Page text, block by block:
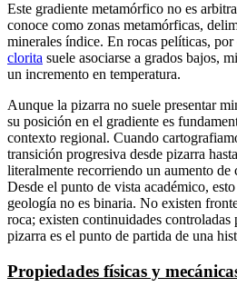
Este gradiente metamórfico no es
conoce como zonas metamórficas,
minerales índice. En rocas pelíticas,
clorita suele asociarse a grados bajos,
un incremento en temperatura.
Aunque la pizarra no suele presentar
su posición en el gradiente es
contexto regional. Cuando
transición progresiva desde pizarra
literalmente recorriendo un aumento de
Desde el punto de vista académico,
geología no es binaria. No existen
roca; existen continuidades
pizarra es el punto de partida de una
Propiedades físicas y